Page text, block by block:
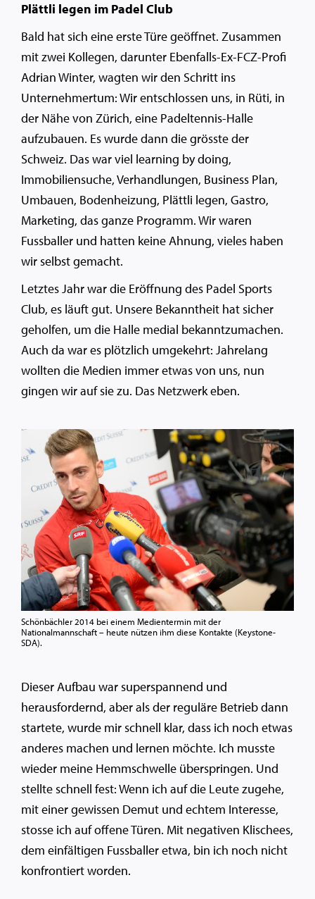
Plättli legen im Padel Club
Bald hat sich eine erste Türe geöffnet. Zusammen
mit zwei Kollegen, darunter Ebenfalls-Ex-FCZ-Profi
Adrian Winter, wagten wir den Schritt ins
Unternehmertum: Wir entschlossen uns, in Rüti, in
der Nähe von Zürich, eine Padeltennis-Halle
aufzubauen. Es wurde dann die grösste der
Schweiz. Das war viel learning by doing,
Immobiliensuche, Verhandlungen, Business Plan,
Umbauen, Bodenheizung, Plättli legen, Gastro,
Marketing, das ganze Programm. Wir waren
Fussballer und hatten keine Ahnung, vieles haben
wir selbst gemacht.
Letztes Jahr war die Eröffnung des Padel Sports
Club, es läuft gut. Unsere Bekanntheit hat sicher
geholfen, um die Halle medial bekanntzumachen.
Auch da war es plötzlich umgekehrt: Jahrelang
wollten die Medien immer etwas von uns, nun
gingen wir auf sie zu. Das Netzwerk eben.
Schönbächler 2014 bei einem Medientermin mit der
Nationalmannschaft – heute nützen ihm diese Kontakte (Keystone-
SDA).
Dieser Aufbau war superspannend und
herausfordernd, aber als der reguläre Betrieb dann
startete, wurde mir schnell klar, dass ich noch etwas
anderes machen und lernen möchte. Ich musste
wieder meine Hemmschwelle überspringen. Und
stellte schnell fest: Wenn ich auf die Leute zugehe,
mit einer gewissen Demut und echtem Interesse,
stosse ich auf offene Türen. Mit negativen Klischees,
dem einfältigen Fussballer etwa, bin ich noch nicht
konfrontiert worden.